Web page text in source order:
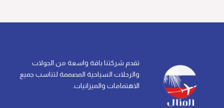
تقدم شركتنا باقة واسعة من الجولات
والرحلات السياحية المصممة لتناسب جميع
الاهتمامات والميزانيات.